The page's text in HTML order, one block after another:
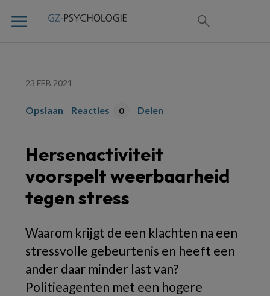
23 FEB 2021
Opslaan Reacties 0 Delen
Hersenactiviteit
voorspelt weerbaarheid
tegen stress
Waarom krijgt de een klachten na een
stressvolle gebeurtenis en heeft een
ander daar minder last van?
Politieagenten met een hogere